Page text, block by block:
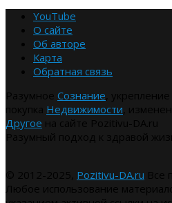
YouTube
О сайте
Об авторе
Карта
Обратная связь
Сознание
Недвижимости
Другое
Pozitivu-DA.ru